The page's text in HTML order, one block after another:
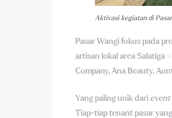
Aktivasi kegiatan di
Pasar Wangi fokus pada
artisan lokal area Salatiga
Company, Ana Beauty,
Yang paling unik dari event
Tiap-tiap tenant pasar